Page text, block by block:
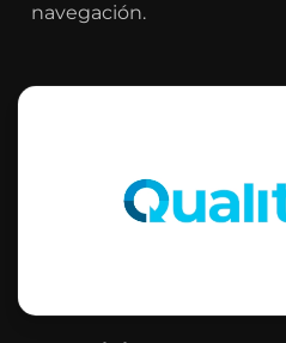
navegación.